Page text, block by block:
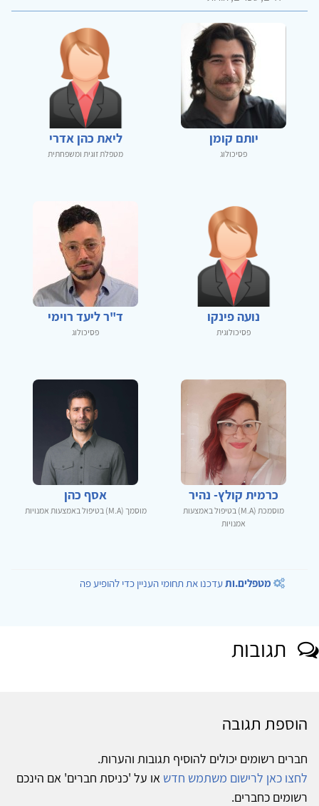
יותם קומן
פסיכולוג
ליאת כהן אדרי
מטפלת זוגית ומשפחתית
נועה פינקו
פסיכולוגית
ד"ר ליעד רוימי
פסיכולוג
כרמית קולץ- נהיר
מוסמכת (M.A) בטיפול באמצעות
אמנויות
אסף כהן
מוסמך (M.A) בטיפול באמצעות אמנויות
מטפלים.ותעדכנו את תחומי העניין כדי להופיע פה
תגובות
הוספת תגובה
חברים רשומים יכולים להוסיף תגובות והערות.
לחצו כאן לרישום משתמש חדש או על 'כניסת חברים' אם הינכם
רשומים כחברים.